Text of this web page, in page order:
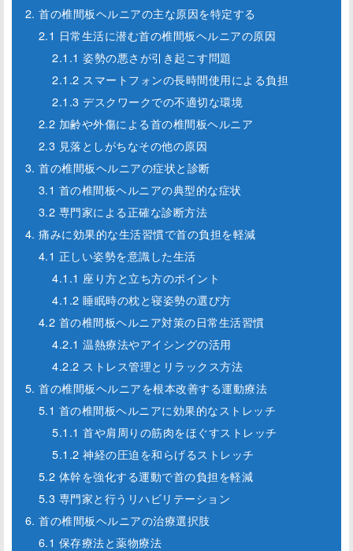
2. 首の椎間板ヘルニアの主な原因を特定する
2.1 日常生活に潜む首の椎間板ヘルニアの原因
2.1.1 姿勢の悪さが引き起こす問題
2.1.2 スマートフォンの長時間使用による負担
2.1.3 デスクワークでの不適切な環境
2.2 加齢や外傷による首の椎間板ヘルニア
2.3 見落としがちなその他の原因
3. 首の椎間板ヘルニアの症状と診断
3.1 首の椎間板ヘルニアの典型的な症状
3.2 専門家による正確な診断方法
4. 痛みに効果的な生活習慣で首の負担を軽減
4.1 正しい姿勢を意識した生活
4.1.1 座り方と立ち方のポイント
4.1.2 睡眠時の枕と寝姿勢の選び方
4.2 首の椎間板ヘルニア対策の日常生活習慣
4.2.1 温熱療法やアイシングの活用
4.2.2 ストレス管理とリラックス方法
5. 首の椎間板ヘルニアを根本改善する運動療法
5.1 首の椎間板ヘルニアに効果的なストレッチ
5.1.1 首や肩周りの筋肉をほぐすストレッチ
5.1.2 神経の圧迫を和らげるストレッチ
5.2 体幹を強化する運動で首の負担を軽減
5.3 専門家と行うリハビリテーション
6. 首の椎間板ヘルニアの治療選択肢
6.1 保存療法と薬物療法